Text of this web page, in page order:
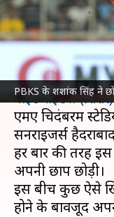
PBKS के शशांक सिंह ने
अंकित पसबोला
क्या है खबर?
इंडियन प्रीमियर
नाइट राइडर्स (KKR)
एमए चिदंबरम
सनराइजर्स
हर बार की तरह
अपनी छाप छोड़ी।
इस बीच कुछ ऐसे
होने के बावजूद अपने